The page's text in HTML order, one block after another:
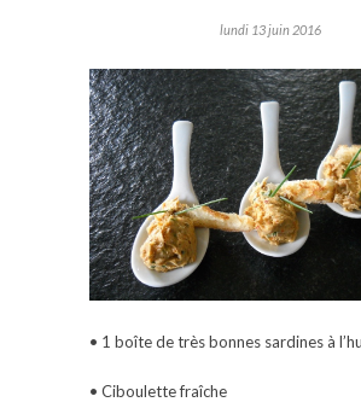
lundi 13 juin 2016
• 1 boîte de très bonnes sardines à
• Ciboulette fraîche